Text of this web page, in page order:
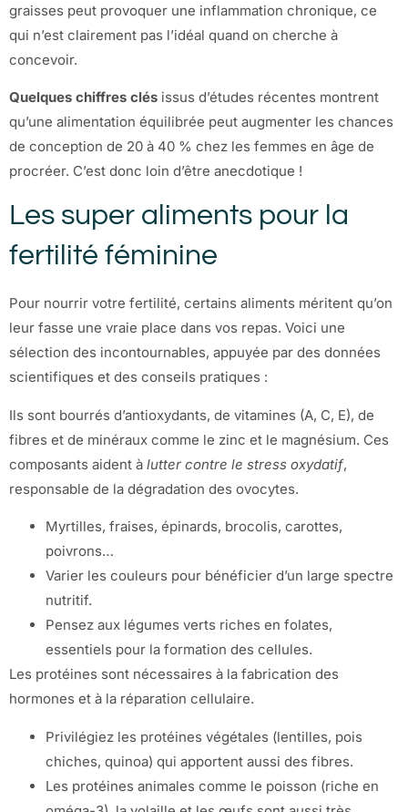
graisses peut provoquer une inflammation chronique, ce
qui n’est clairement pas l’idéal quand on cherche à
concevoir.
Quelques chiffres clés issus d’études récentes montrent
qu’une alimentation équilibrée peut augmenter les chances
de conception de 20 à 40 % chez les femmes en âge de
procréer. C’est donc loin d’être anecdotique !
Les super aliments pour la
fertilité féminine
Pour nourrir votre fertilité, certains aliments méritent qu’on
leur fasse une vraie place dans vos repas. Voici une
sélection des incontournables, appuyée par des données
scientifiques et des conseils pratiques :
Ils sont bourrés d’antioxydants, de vitamines (A, C, E), de
fibres et de minéraux comme le zinc et le magnésium. Ces
composants aident à lutter contre le stress oxydatif,
responsable de la dégradation des ovocytes.
Myrtilles, fraises, épinards, brocolis, carottes,
poivrons…
Varier les couleurs pour bénéficier d’un large spectre
nutritif.
Pensez aux légumes verts riches en folates,
essentiels pour la formation des cellules.
Les protéines sont nécessaires à la fabrication des
hormones et à la réparation cellulaire.
Privilégiez les protéines végétales (lentilles, pois
chiches, quinoa) qui apportent aussi des fibres.
Les protéines animales comme le poisson (riche en